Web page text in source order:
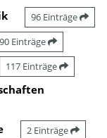
96 Einträge
90 Einträge
117 Einträge
2 Einträge